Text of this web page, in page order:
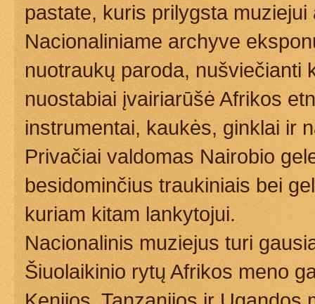
pastate, kuris prilygsta
Nacionaliniame archyve
nuotraukų paroda, nušviečianti
nuostabiai įvairiarūšė Afrikos
instrumentai, kaukės, ginklai ir
Privačiai valdomas Nairobio
besidominčius traukiniais bei
kuriam kitam lankytojui.
Nacionalinis muziejus turi
Šiuolaikinio rytų Afrikos meno